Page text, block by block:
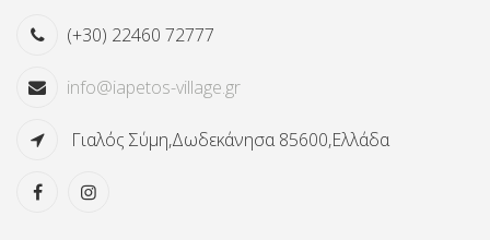
(+30) 22460 72777
info@iapetos-village.gr
Γιαλός Σύμη,Δωδεκάνησα 85600,Ελλάδα